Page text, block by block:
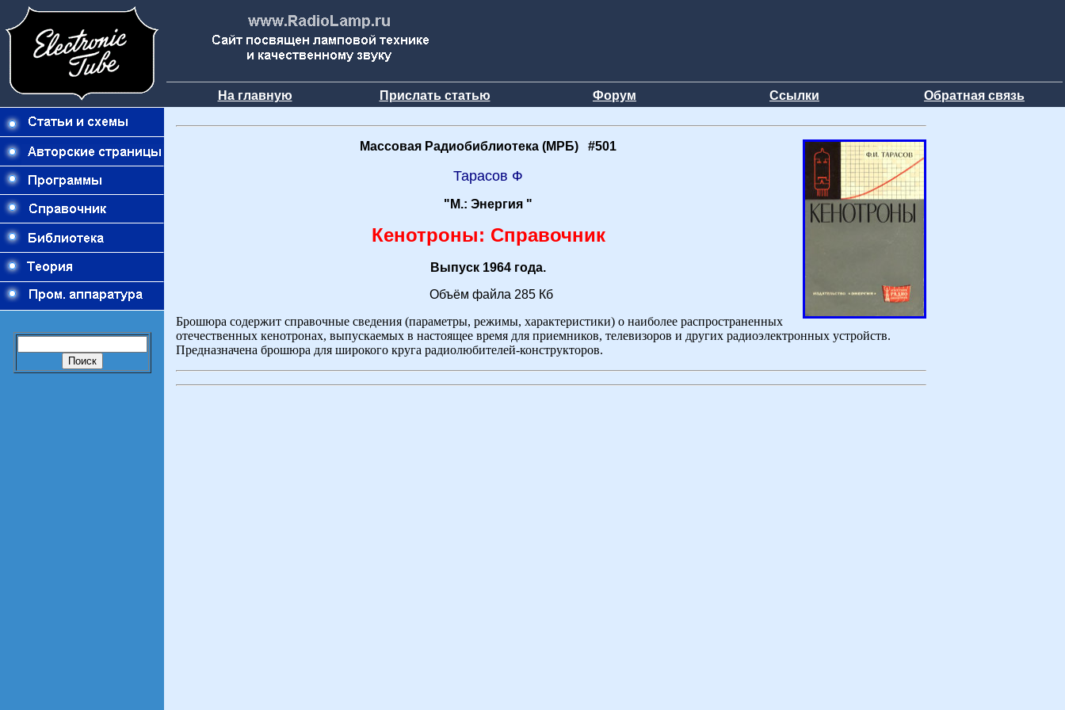
На главную Прислать статью Форум Ссылки Обратная связь
Массовая Радиобиблиотека (МРБ) #501
Тарасов Ф
"М.: Энергия "
Кенотроны: Справочник
Выпуск 1964 года.
Объём файла 285 Кб
Брошюра содержит справочные сведения (параметры, режимы, характеристики) о наиболее распространенных
отечественных кенотронах, выпускаемых в настоящее время для приемников, телевизоров и других радиоэлектронных устройств.
Предназначена брошюра для широкого круга радиолюбителей-конструкторов.